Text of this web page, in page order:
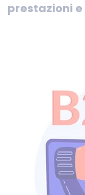
prestazioni